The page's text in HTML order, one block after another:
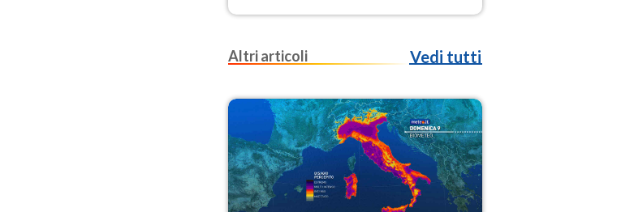
Ferragosto, vede ancora
Altri articoli
Vedi tutti